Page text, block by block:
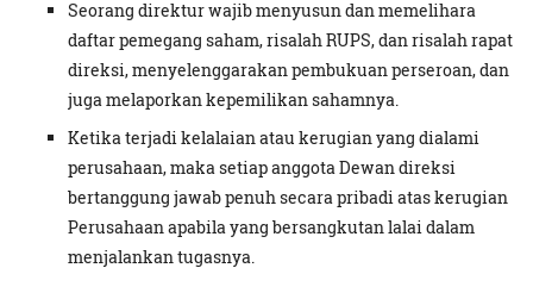
Seorang direktur wajib menyusun dan memelihara
daftar pemegang saham, risalah RUPS, dan risalah rapat
direksi, menyelenggarakan pembukuan perseroan, dan
juga melaporkan kepemilikan sahamnya.
Ketika terjadi kelalaian atau kerugian yang dialami
perusahaan, maka setiap anggota Dewan direksi
bertanggung jawab penuh secara pribadi atas kerugian
Perusahaan apabila yang bersangkutan lalai dalam
menjalankan tugasnya.